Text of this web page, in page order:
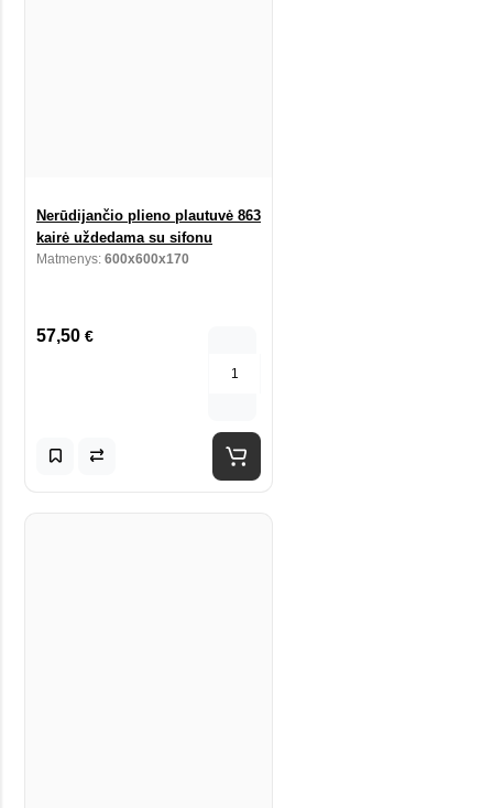
Nerūdijančio plieno plautuvė 863
kairė uždedama su sifonu
Matmenys: 600x600x170
57,50 €